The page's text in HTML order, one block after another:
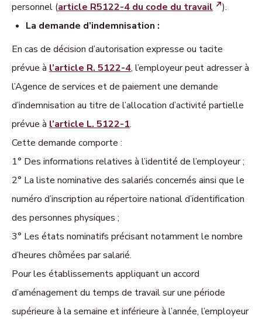
personnel (article R5122-4 du code du travail
).
La demande d’indemnisation :
En cas de décision d’autorisation expresse ou tacite
prévue à l’article R. 5122-4, l’employeur peut adresser à
l’Agence de services et de paiement une demande
d’indemnisation au titre de l’allocation d’activité partielle
prévue à l’article L. 5122-1.
Cette demande comporte :
1° Des informations relatives à l’identité de l’employeur ;
2° La liste nominative des salariés concernés ainsi que le
numéro d’inscription au répertoire national d’identification
des personnes physiques ;
3° Les états nominatifs précisant notamment le nombre
d’heures chômées par salarié.
Pour les établissements appliquant un accord
d’aménagement du temps de travail sur une période
supérieure à la semaine et inférieure à l’année, l’employeur